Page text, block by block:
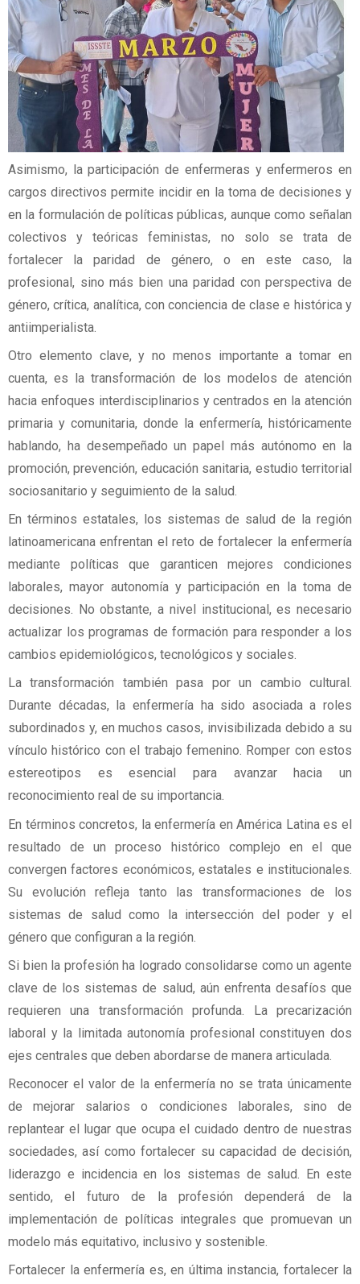
Asimismo, la participación de enfermeras y enfermeros en
cargos directivos permite incidir en la toma de decisiones y
en la formulación de políticas públicas, aunque como señalan
colectivos y teóricas feministas, no solo se trata de
fortalecer la paridad de género, o en este caso, la
profesional, sino más bien una paridad con perspectiva de
género, crítica, analítica, con conciencia de clase e histórica y
antiimperialista.
Otro elemento clave, y no menos importante a tomar en
cuenta, es la transformación de los modelos de atención
hacia enfoques interdisciplinarios y centrados en la atención
primaria y comunitaria, donde la enfermería, históricamente
hablando, ha desempeñado un papel más autónomo en la
promoción, prevención, educación sanitaria, estudio territorial
sociosanitario y seguimiento de la salud.
En términos estatales, los sistemas de salud de la región
latinoamericana enfrentan el reto de fortalecer la enfermería
mediante políticas que garanticen mejores condiciones
laborales, mayor autonomía y participación en la toma de
decisiones. No obstante, a nivel institucional, es necesario
actualizar los programas de formación para responder a los
cambios epidemiológicos, tecnológicos y sociales.
La transformación también pasa por un cambio cultural.
Durante décadas, la enfermería ha sido asociada a roles
subordinados y, en muchos casos, invisibilizada debido a su
vínculo histórico con el trabajo femenino. Romper con estos
estereotipos es esencial para avanzar hacia un
reconocimiento real de su importancia.
En términos concretos, la enfermería en América Latina es el
resultado de un proceso histórico complejo en el que
convergen factores económicos, estatales e institucionales.
Su evolución refleja tanto las transformaciones de los
sistemas de salud como la intersección del poder y el
género que configuran a la región.
Si bien la profesión ha logrado consolidarse como un agente
clave de los sistemas de salud, aún enfrenta desafíos que
requieren una transformación profunda. La precarización
laboral y la limitada autonomía profesional constituyen dos
ejes centrales que deben abordarse de manera articulada.
Reconocer el valor de la enfermería no se trata únicamente
de mejorar salarios o condiciones laborales, sino de
replantear el lugar que ocupa el cuidado dentro de nuestras
sociedades, así como fortalecer su capacidad de decisión,
liderazgo e incidencia en los sistemas de salud. En este
sentido, el futuro de la profesión dependerá de la
implementación de políticas integrales que promuevan un
modelo más equitativo, inclusivo y sostenible.
Fortalecer la enfermería es, en última instancia, fortalecer la